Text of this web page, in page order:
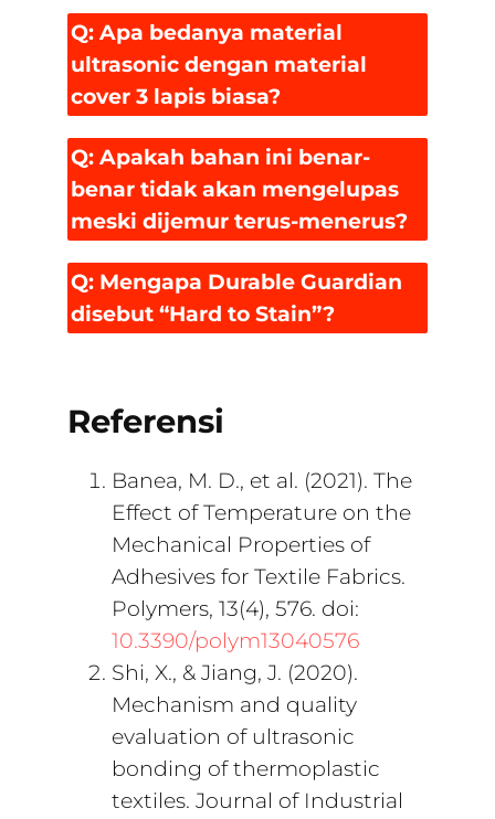
Q: Apa bedanya material
ultrasonic dengan material
cover 3 lapis biasa?
Q: Apakah bahan ini benar-
benar tidak akan mengelupas
meski dijemur terus-menerus?
Q: Mengapa Durable Guardian
disebut “Hard to Stain”?
Referensi
Banea, M. D., et al. (2021). The
Effect of Temperature on the
Mechanical Properties of
Adhesives for Textile Fabrics.
Polymers, 13(4), 576. doi:
10.3390/polym13040576
Shi, X., & Jiang, J. (2020).
Mechanism and quality
evaluation of ultrasonic
bonding of thermoplastic
textiles. Journal of Industrial